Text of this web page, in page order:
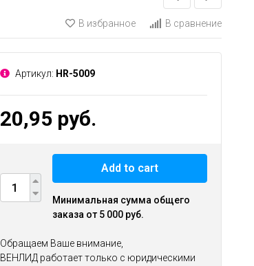
В избранное В сравнение
Артикул: HR-5009
20,95 руб.
Add to cart
Минимальная сумма общего
заказа от 5 000 руб.
Обращаем Ваше внимание,
ВЕНЛИД работает только с юридическими